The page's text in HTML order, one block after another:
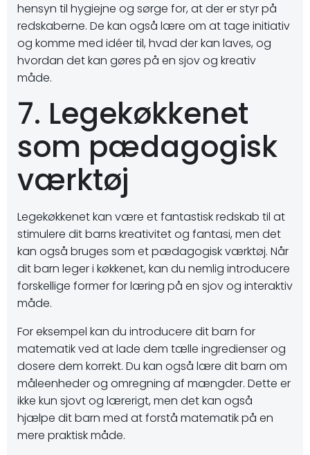
hensyn til hygiejne og sørge for, at der er styr på
redskaberne. De kan også lære om at tage initiativ
og komme med idéer til, hvad der kan laves, og
hvordan det kan gøres på en sjov og kreativ
måde.
7. Legekøkkenet
som pædagogisk
værktøj
Legekøkkenet kan være et fantastisk redskab til at
stimulere dit barns kreativitet og fantasi, men det
kan også bruges som et pædagogisk værktøj. Når
dit barn leger i køkkenet, kan du nemlig introducere
forskellige former for læring på en sjov og interaktiv
måde.
For eksempel kan du introducere dit barn for
matematik ved at lade dem tælle ingredienser og
dosere dem korrekt. Du kan også lære dit barn om
måleenheder og omregning af mængder. Dette er
ikke kun sjovt og lærerigt, men det kan også
hjælpe dit barn med at forstå matematik på en
mere praktisk måde.